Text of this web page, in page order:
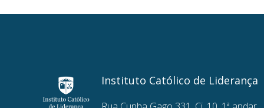
Instituto Católico de Liderança